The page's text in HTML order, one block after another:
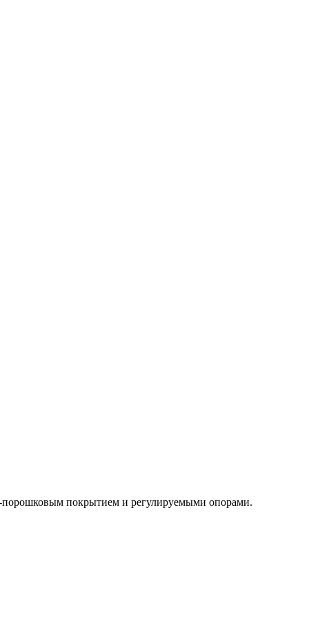
порошковым покрытием и регулируемыми опорами.